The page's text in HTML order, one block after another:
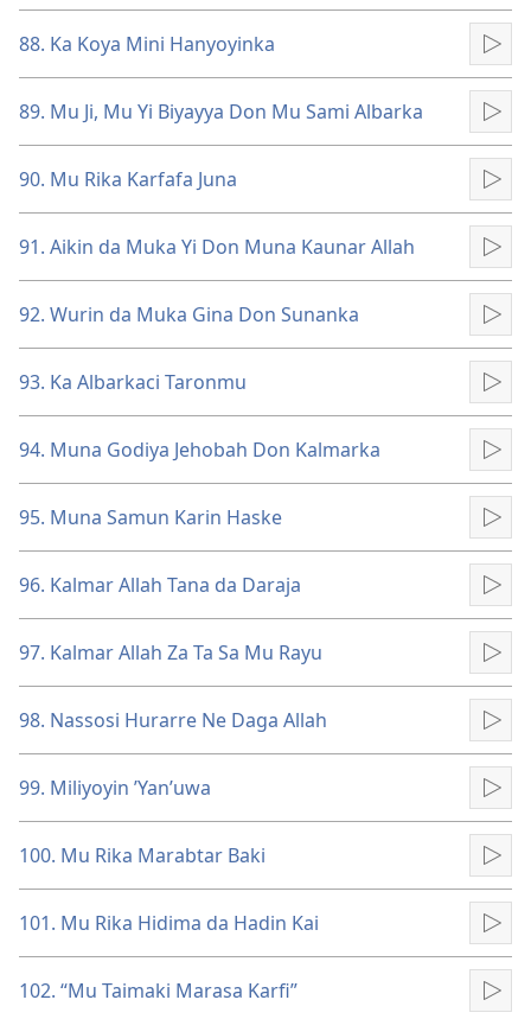
88. Ka Koya Mini Hanyoyinka
89. Mu Ji, Mu Yi Biyayya Don Mu Sami Albarka
90. Mu Rika Karfafa Juna
91. Aikin da Muka Yi Don Muna Kaunar Allah
92. Wurin da Muka Gina Don Sunanka
93. Ka Albarkaci Taronmu
94. Muna Godiya Jehobah Don Kalmarka
95. Muna Samun Karin Haske
96. Kalmar Allah Tana da Daraja
97. Kalmar Allah Za Ta Sa Mu Rayu
98. Nassosi Hurarre Ne Daga Allah
99. Miliyoyin ’Yan’uwa
100. Mu Rika Marabtar Baki
101. Mu Rika Hidima da Hadin Kai
102. “Mu Taimaki Marasa Karfi”